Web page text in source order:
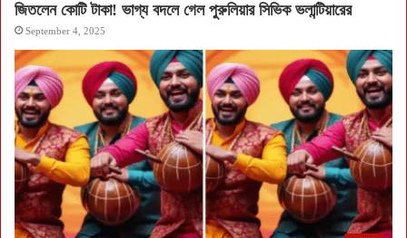
জিতলেন কোটি টাকা! ভাগ্য বদলে গেল পুরুলিয়ার সিভিক ভলান্টিয়ারের
September 4, 2025